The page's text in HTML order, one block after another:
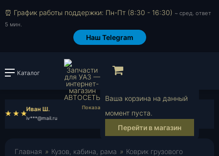
⏰ График работы поддержки: Пн-Пт (8:30 - 16:30) ~ сред. ответ
5 мин.
Наш Telegram
Каталог Войти или
Просмотр
Ваша корзина на данный
момент пуста.
Перейти в магазин
Иван Ш.
iv***@mail.ru ya***@mail.ru
Главная » Кузов, кабина, рама » Коврик грузового